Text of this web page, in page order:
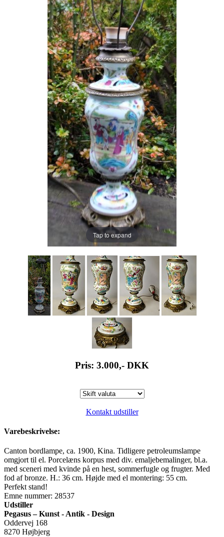
Tap to expand
Pris: 3.000,- DKK
Kontakt udstiller
Varebeskrivelse:
Canton bordlampe, ca. 1900, Kina. Tidligere petroleumslampe
omgjort til el. Porcelæns korpus med div. emaljebemalinger, bl.a.
med sceneri med kvinde på en hest, sommerfugle og frugter. Med
fod af bronze. H.: 36 cm. Højde med el montering: 55 cm.
Perfekt stand!
Emne nummer: 28537
Udstiller
Pegasus – Kunst - Antik - Design
Oddervej 168
8270 Højbjerg